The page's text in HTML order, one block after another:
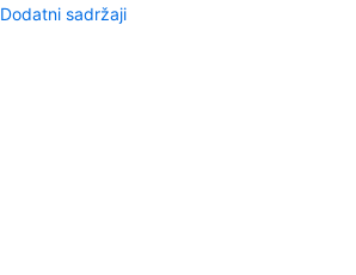
Dodatni sadržaji